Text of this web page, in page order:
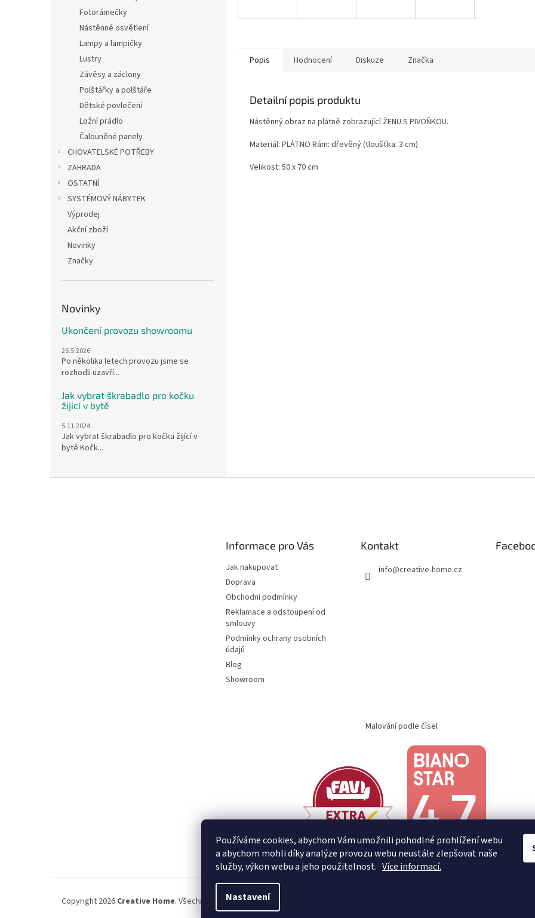
Používáme cookies, abychom Vám umožnili pohodlné prohlížení webu
a abychom mohli díky analýze provozu webu neustále zlepšovat naše
služby, výkon webu a jeho použitelnost. Více informací.
Nastavení
Fotorámečky
Nástěnné osvětlení
Lampy a lampičky
Lustry
Závěsy a záclony
Polštářky a polštáře
Dětské povlečení
Ložní prádlo
Čalouněné panely
CHOVATELSKÉ POTŘEBY
ZAHRADA
OSTATNÍ
SYSTÉMOVÝ NÁBYTEK
Výprodej
Akční zboží
Novinky
Značky
Novinky
Ukončení provozu showroomu
26.5.2026
Po několika letech provozu jsme se
rozhodli uzavří...
Jak vybrat škrabadlo pro kočku
žijící v bytě
5.11.2024
Jak vybrat škrabadlo pro kočku žijící v
bytě Kočk...
Popis Hodnocení Diskuze Značka
Detailní popis produktu
Nástěnný obraz na plátně zobrazující ŽENU S PIVOŇKOU.
Materiál: PLÁTNO Rám: dřevěný (tloušťka: 3 cm)
Velikost: 50 x 70 cm
Informace pro Vás
Jak nakupovat
Doprava
Obchodní podmínky
Reklamace a odstoupení od
smlouvy
Podmínky ochrany osobních
údajů
Blog
Showroom
Kontakt
info@creative-home.cz
Malování podle čísel
Copyright 2026 Creative Home. Všechna práva vyhrazena.